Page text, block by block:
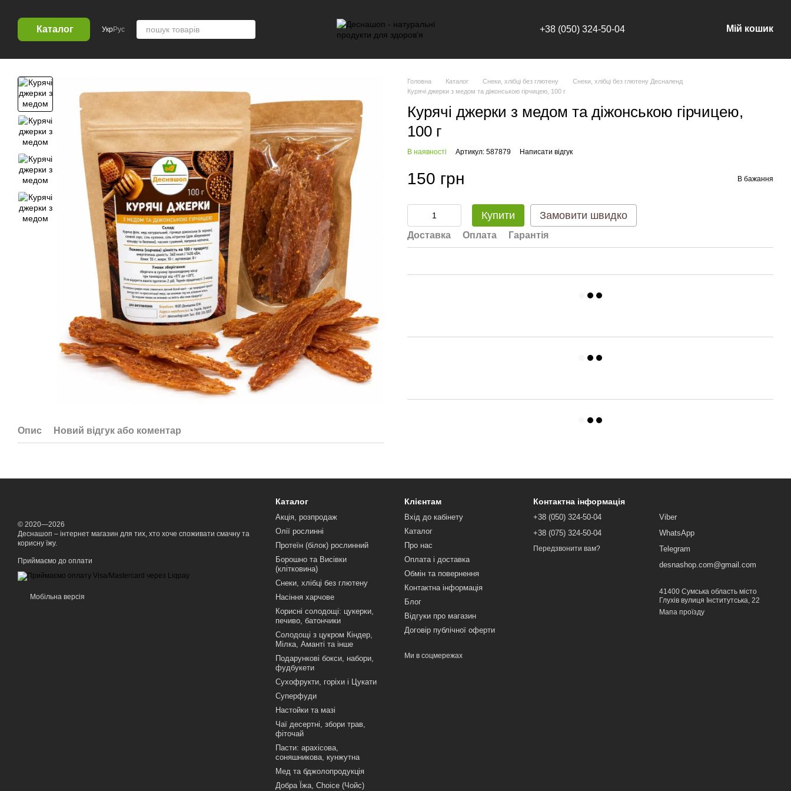
Каталог УкрРус +38 (050) 324-50-04 Мій кошик
Опис Новий відгук або коментар
Головна Каталог Снеки, хлібці без глютену
Снеки, хлібці без глютену Десналенд
Курячі джерки з медом та діжонською гірчицею, 100 г
Курячі джерки з медом та діжонською гірчицею,
100 г
В наявності Артикул: 587879 Написати відгук
150 грн В бажання
Купити Замовити швидко
Доставка Оплата Гарантія
© 2020—2026
Деснашоп – інтернет магазин для тих, хто хоче споживати смачну та
корисну їжу.
Приймаємо до оплати
Мобільна версія
Каталог
Акція, розпродаж
Олії рослинні
Протеїн (білок) рослинний
Борошно та Висівки
(клітковина)
Снеки, хлібці без глютену
Насіння харчове
Корисні солодощі: цукерки,
печиво, батончики
Солодощі з цукром Кіндер,
Мілка, Аманті та інше
Подарункові бокси, набори,
фудбукети
Сухофрукти, горіхи і Цукати
Суперфуди
Настойки та мазі
Чаї десертні, збори трав,
фіточай
Пасти: арахісова,
соняшникова, кунжутна
Мед та бджолопродукція
Добра Їжа, Choice (Чойс)
Клієнтам
Вхід до кабінету
Каталог
Про нас
Оплата і доставка
Обмін та повернення
Контактна інформація
Блог
Відгуки про магазин
Договір публічної оферти
Ми в соцмережах
Контактна інформація
+38 (050) 324-50-04
+38 (075) 324-50-04
Передзвонити вам?
Viber
WhatsApp
Telegram
desnashop.com@gmail.com
41400 Сумська область місто
Глухів вулиця Інститутська, 22
Мапа проїзду